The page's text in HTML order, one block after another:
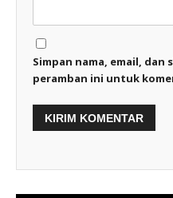
Simpan nama, email, dan
peramban ini untuk